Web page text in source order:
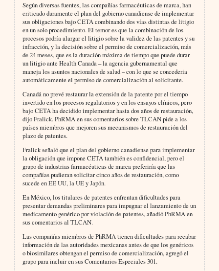
Según diversas fuentes, las compañías farmacéuticas de marca, han
criticado duramente el plan del gobierno canadiense de implementar
sus obligaciones bajo CETA combinando dos vías distintas de litigio
en un solo procedimiento. El temor es que la combinación de los
procesos podría alargar el litigio sobre la validez de las patentes y su
infracción, y la decisión sobre el permiso de comercialización, más
de 24 meses, que es la duración máxima de tiempo que puede durar
un litigio ante Health Canada – la agencia gubernamental que
maneja los asuntos nacionales de salud – con lo que se concederia
automáticamente el permiso de comercialización al solicitante.
Canadá no prevé restaurar la extensión de la patente por el tiempo
invertido en los procesos regulatorios y en los ensayos clínicos, pero
bajo CETA ha decidido implementar hasta dos años de restauración,
dijo Fralick. PhRMA en sus comentarios sobre TLCAN pide a los
países miembros que mejoren sus mecanismos de restauración del
plazo de patentes.
Fralick señaló que el plan del gobierno canadiense para implementar
la obligación que impone CETA también es confidencial, pero el
grupo de industrias farmacéuticas de marca preferiría que las
compañías pudieran solicitar cinco años de restauración, como
sucede en EE UU, la UE y Japón.
En México, los titulares de patentes enfrentan dificultades para
presentar demandas preliminares para impugnar el lanzamiento de un
medicamento genérico por violación de patentes, añadió PhRMA en
sus comentarios al TLCAN.
Las compañías miembros de PhRMA tienen dificultades para recabar
información de las autoridades mexicanas antes de que los genéricos
o biosimilares obtengan el permiso de comercialización, agregó el
grupo para incluir en sus Comentarios Especiales 301.